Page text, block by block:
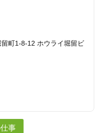
町1-8-12 ホウライ堀留ビ
事